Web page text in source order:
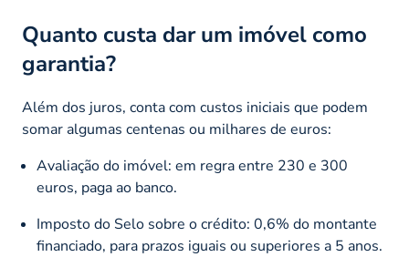
Quanto custa dar um imóvel como
garantia?
Além dos juros, conta com custos iniciais que podem
somar algumas centenas ou milhares de euros:
Avaliação do imóvel: em regra entre 230 e 300
euros, paga ao banco.
Imposto do Selo sobre o crédito: 0,6% do montante
financiado, para prazos iguais ou superiores a 5 anos.